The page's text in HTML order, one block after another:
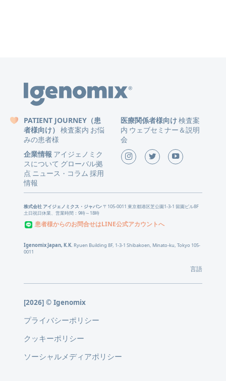
PATIENT JOURNEY（患
者様向け） 検査案内 お悩
みの患者様
医療関係者様向け検査案
内 ウェブセミナー＆説明
会
企業情報 アイジェノミク
スについて グローバル拠
点 ニュース ・ コラム 採用
情報
株式会社 アイジェノミクス・ジャパン〒105-0011 東京都港区芝公園1-3-1 留園ビル8F
土日祝日休業、営業時間：9時～18時
患者様からのお問合せはLINE公式アカウントへ
Igenomix Japan, K.K. Ryuen Building 8F, 1-3-1 Shibakoen, Minato-ku, Tokyo 105-
0011
言語
[2026] © Igenomix
プライバシーポリシー
クッキーポリシー
ソーシャルメディアポリシー